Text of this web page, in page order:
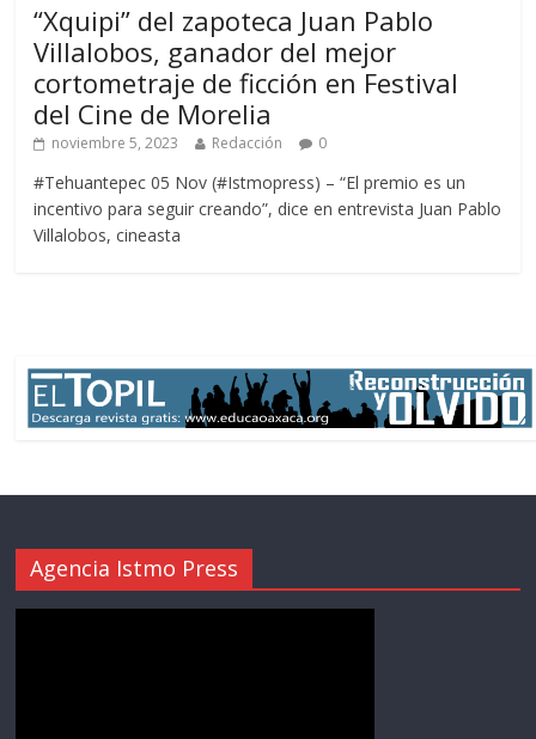
“Xquipi” del zapoteca Juan Pablo
Villalobos, ganador del mejor
cortometraje de ficción en Festival
del Cine de Morelia
noviembre 5, 2023 Redacción 0
#Tehuantepec 05 Nov (#Istmopress) – “El premio es un
incentivo para seguir creando”, dice en entrevista Juan Pablo
Villalobos, cineasta
Agencia Istmo Press